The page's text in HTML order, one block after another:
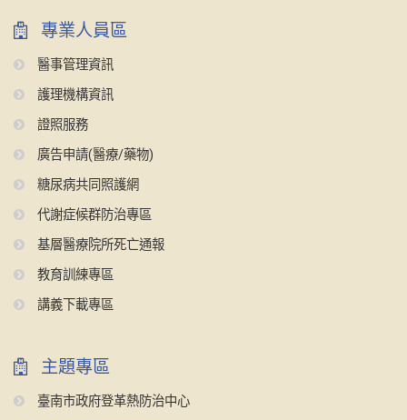
專業人員區
醫事管理資訊
護理機構資訊
證照服務
廣告申請(醫療/藥物)
糖尿病共同照護網
代謝症候群防治專區
基層醫療院所死亡通報
教育訓練專區
講義下載專區
主題專區
臺南市政府登革熱防治中心